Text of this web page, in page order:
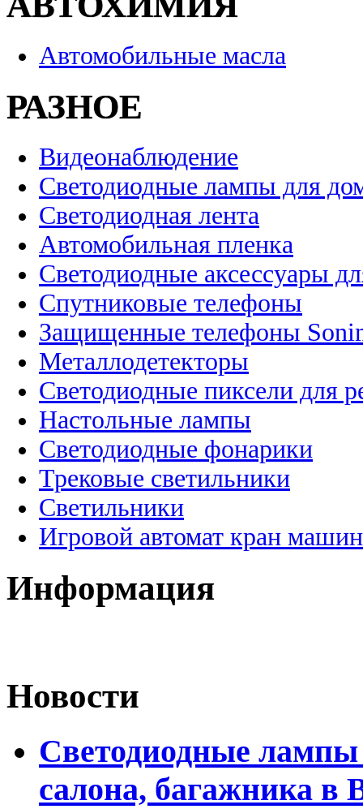
Автомобильные масла
РАЗНОЕ
Видеонаблюдение
Светодиодные лампы для
Светодиодная лента
Автомобильная пленка
Светодиодные аксессуары
Спутниковые телефоны
Защищенные телефоны
Металлодетекторы
Светодиодные пиксели для
Настольные лампы
Светодиодные фонарики
Трековые светильники
Светильники
Игровой автомат кран
Информация
Новости
Светодиодные лампы
салона, багажника в